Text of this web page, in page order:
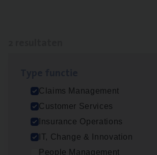
Claims Management
Customer Services
Insurance Operations
IT, Change & Innovation
People Management
Scha­de­be­heer­der verzekeringen
Claims Management
Sint-Niklaas/Temse